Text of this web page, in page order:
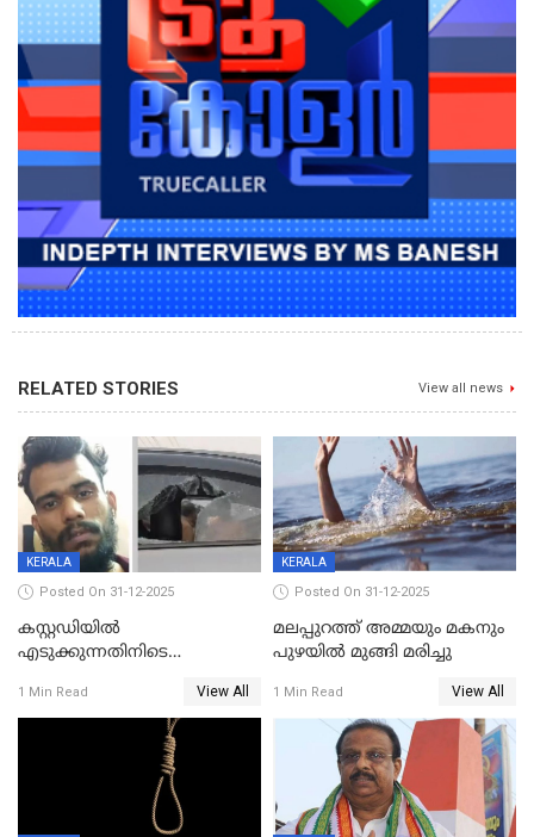
RELATED STORIES View all news
KERALA
Posted On 31-12-2025
കസ്റ്റഡിയിൽ
എടുക്കുന്നതിനിടെ
വധശ്രമക്കേസ് പ്രതി പിടിയിൽ
1 Min Read View All
KERALA
Posted On 31-12-2025
മലപ്പുറത്ത് അമ്മയും മകനും
പുഴയിൽ മുങ്ങി മരിച്ചു
1 Min Read View All